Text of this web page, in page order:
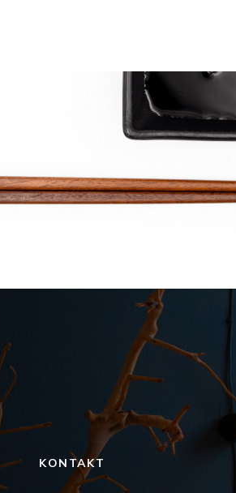
KONTAKT